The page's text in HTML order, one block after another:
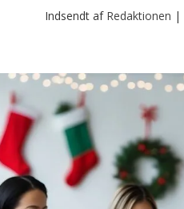
Indsendt af Redaktionen |